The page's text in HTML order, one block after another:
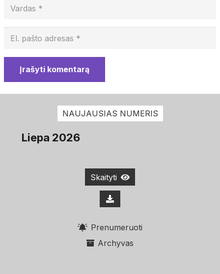
Įrašyti komentarą
NAUJAUSIAS NUMERIS
Liepa 2026
Skaityti
Prenumeruoti
Archyvas